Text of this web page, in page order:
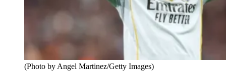
(Photo by Angel Martinez/Getty Images)